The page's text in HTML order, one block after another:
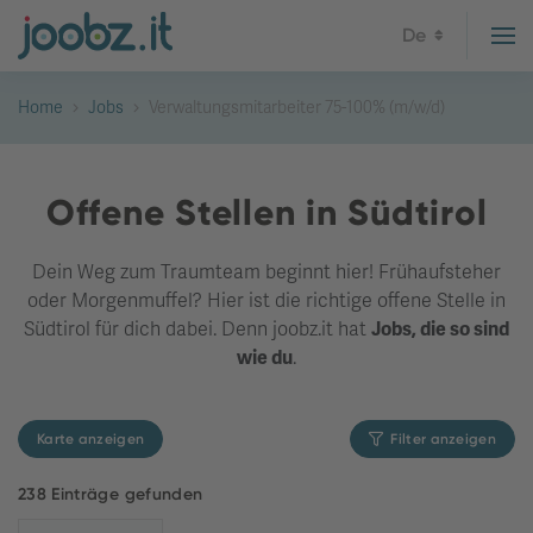
De
Home Jobs Verwaltungsmitarbeiter 75-100% (m/w/d)
Offene Stellen in Südtirol
Dein Weg zum Traumteam beginnt hier! Frühaufsteher
oder Morgenmuffel? Hier ist die richtige offene Stelle in
Südtirol für dich dabei. Denn joobz.it hat Jobs, die so sind
wie du.
Karte anzeigen Filter anzeigen
238 Einträge gefunden